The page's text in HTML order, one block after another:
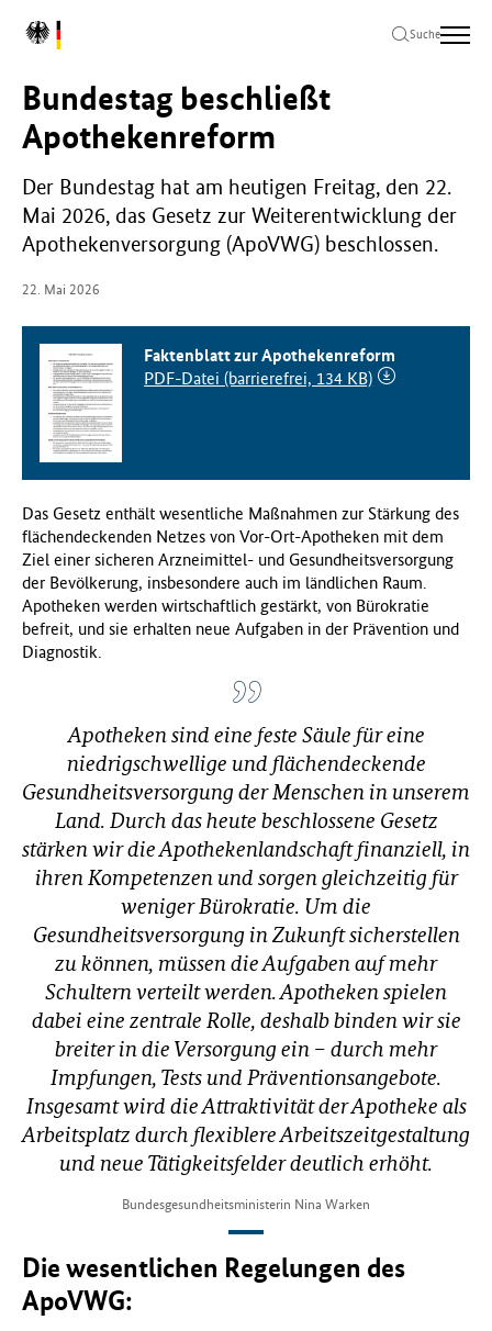
Hauptinhalt
springen
Hauptnavigation
springen
Seitenende
springen
L
o
B
u
d
e
s
i
i
f
ü
r
G
e
s
u
t
M
Suche
Bundestag beschließt
Apothekenreform
Der Bundestag hat am heutigen Freitag, den 22.
Mai 2026, das Gesetz zur Weiterentwicklung der
Apothekenversorgung (ApoVWG) beschlossen.
22. Mai 2026
Faktenblatt zur Apothekenreform
PDF-Datei (barrierefrei, 134 KB)
Das Gesetz enthält wesentliche Maßnahmen zur Stärkung des
flächendeckenden Netzes von Vor-Ort-Apotheken mit dem
Ziel einer sicheren Arzneimittel- und Gesundheitsversorgung
der Bevölkerung, insbesondere auch im ländlichen Raum.
Apotheken werden wirtschaftlich gestärkt, von Bürokratie
befreit, und sie erhalten neue Aufgaben in der Prävention und
Diagnostik.
Apotheken sind eine feste Säule für eine
niedrigschwellige und flächendeckende
Gesundheitsversorgung der Menschen in unserem
Land. Durch das heute beschlossene Gesetz
stärken wir die Apothekenlandschaft finanziell, in
ihren Kompetenzen und sorgen gleichzeitig für
weniger Bürokratie. Um die
Gesundheitsversorgung in Zukunft sicherstellen
zu können, müssen die Aufgaben auf mehr
Schultern verteilt werden. Apotheken spielen
dabei eine zentrale Rolle, deshalb binden wir sie
breiter in die Versorgung ein – durch mehr
Impfungen, Tests und Präventionsangebote.
Insgesamt wird die Attraktivität der Apotheke als
Arbeitsplatz durch flexiblere Arbeitszeitgestaltung
und neue Tätigkeitsfelder deutlich erhöht.
Bundesgesundheitsministerin Nina Warken
Die wesentlichen Regelungen des
ApoVWG: